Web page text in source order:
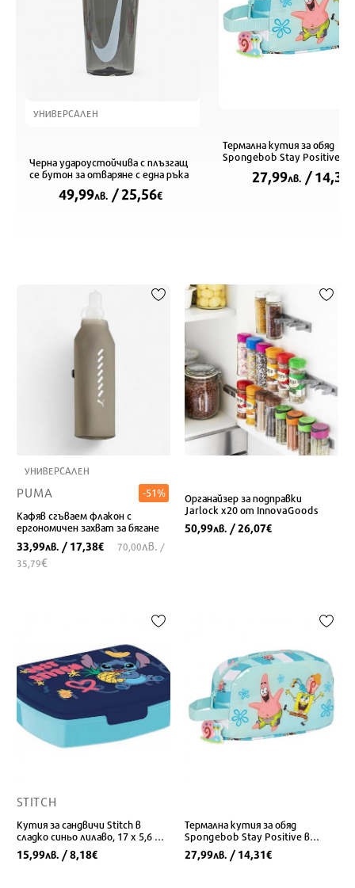
УНИВЕРСАЛЕН
Черна удароустойчива с плъзгащ
се бутон за отваряне с една ръка
49,99лв./ 25,56€
Термална кутия за обяд
Spongebob Stay Positive в
бяло (21.5 x 12 x 6.5 см)
27,99лв./ 14,31
УНИВЕРСАЛЕН
PUMA
-51%
Кафяв сгъваем флакон с
ергономичен захват за бягане
33,99лв. / 17,38€ 70,00лв. /
35,79€
Органайзер за подправки
Jarlock x20 от InnovaGoods
50,99лв. / 26,07€
STITCH
Кутия за сандвичи Stitch в
сладко синьо лилаво, 17 x 5,6 x
13,3 см
15,99лв. / 8,18€
Термална кутия за обяд
Spongebob Stay Positive в
синьо и бяло (21.5 x 12 x 6.5 см)
27,99лв. / 14,31€